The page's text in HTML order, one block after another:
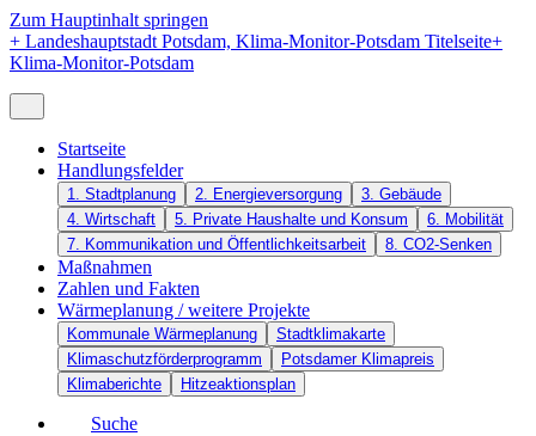
Zum Hauptinhalt springen
+ Landeshauptstadt Potsdam, Klima-Monitor-Potsdam Titelseite+
Klima-Monitor-Potsdam
Startseite
Handlungsfelder
1. Stadtplanung 2. Energieversorgung
3. Gebäude
4. Wirtschaft
5. Private Haushalte und Konsum
6. Mobilität
7. Kommunikation und Öffentlichkeitsarbeit
8. CO2-Senken
Maßnahmen
Zahlen und Fakten
Wärmeplanung / weitere Projekte
Kommunale Wärmeplanung
Stadtklimakarte
Klimaschutzförderprogramm
Potsdamer Klimapreis
Klimaberichte
Hitzeaktionsplan
Suche